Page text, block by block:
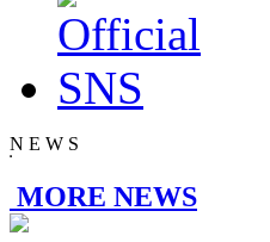
N E W S
MORE NEWS